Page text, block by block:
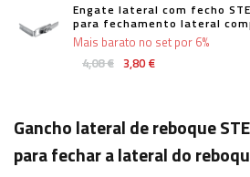
Engate lateral com fecho
para fechamento lateral
4,08 € 3,80 €
Mais barato no set por 6%
Gancho lateral de reboque
para fechar a lateral do